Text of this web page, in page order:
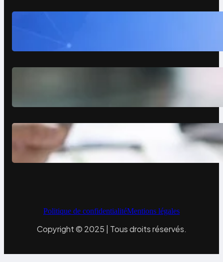
vraiment changer)
vitrine
Site vitrine expert-comptable :
levier de croissance
Politique de confidentialitéMentions légales
Copyright © 2025 | Tous droits réservés.